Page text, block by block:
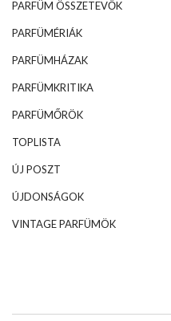
PARFÜM ÖSSZETEVŐK
PARFÜMÉRIÁK
PARFÜMHÁZAK
PARFÜMKRITIKA
PARFÜMŐRÖK
TOPLISTA
ÚJ POSZT
ÚJDONSÁGOK
VINTAGE PARFÜMÖK